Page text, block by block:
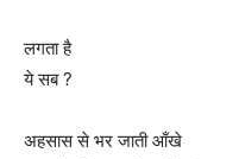
लगता है
ये सब ?
अहसास से भर जाती आँखे